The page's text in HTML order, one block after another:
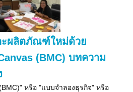
ผลิตภัณฑ์ใหม่ด้วย
(BMC) บทความ
หรือ "แบบจำลองธุรกิจ" หรือ